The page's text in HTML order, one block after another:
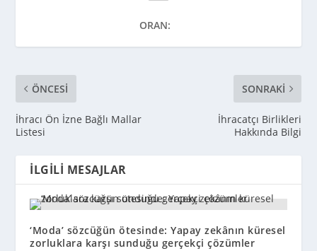
ORAN:
ÖNCESI
İhracı Ön İzne Bağlı Mallar
Listesi
SONRAKI
İhracatçı Birlikleri
Hakkında Bilgi
İLGILI MESAJLAR
‘Moda’ sözcüğün ötesinde: Yapay zekânın küresel
zorluklara karşı sunduğu gerçekçi çözümler